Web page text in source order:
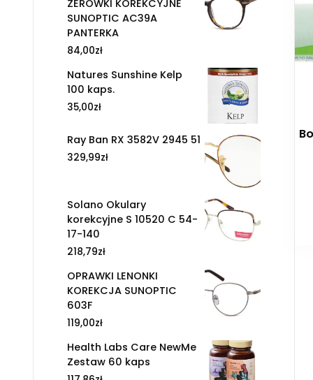
ZERÓWKI KOREKCYJNE
SUNOPTIC AC39A
PANTERKA
84,00zł
Natures Sunshine Kelp
100 kaps.
35,00zł
Ray Ban RX 3582V 2945 51
329,99zł
Solano Okulary
korekcyjne S 10520 C 54-
17-140
218,79zł
OPRAWKI LENONKI
KOREKCJA SUNOPTIC
603F
119,00zł
Health Labs Care NewMe
Zestaw 60 kaps